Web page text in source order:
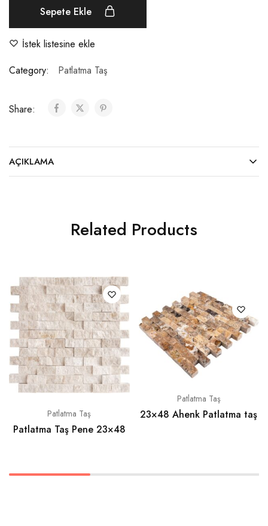
Sepete Ekle
İstek listesine ekle
Category:
Patlatma Taş
Share:
AÇIKLAMA
Related Products
Patlatma Taş
Patlatma Taş Pene 23×48
Patlatma Taş
23×48 Ahenk Patlatma taş